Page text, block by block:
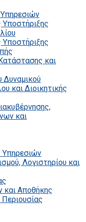
Υπηρεσιών
Υποστήριξης
Υποστήριξης
και
Δυναμικού
και Διοικητικής
και
Υπηρεσιών
Λογιστηρίου και
και Αποθήκης